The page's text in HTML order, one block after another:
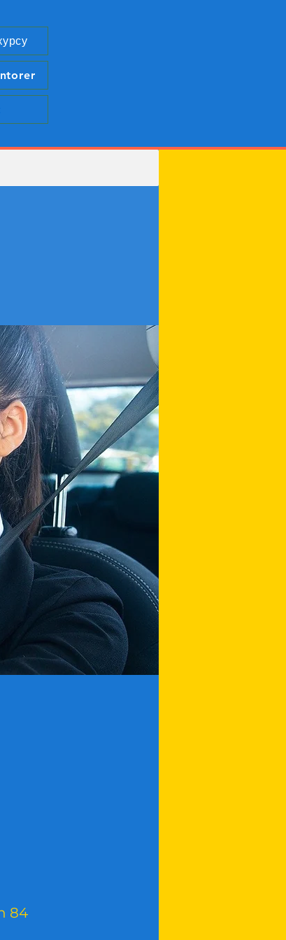
84